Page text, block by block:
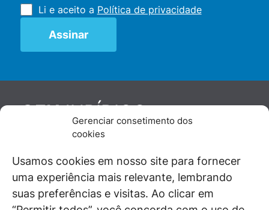
Gerenciar consetimento dos
cookies
Usamos cookies em nosso site para fornecer
uma experiência mais relevante, lembrando
suas preferências e visitas. Ao clicar em
Li e aceito a Política de privacidade
GENJURÍDICO
De maneira independente, os autores e
juristas e doutrinadores nacionais, se posicionam
diante de questões relevantes do cotidiano e
universo jurídico.